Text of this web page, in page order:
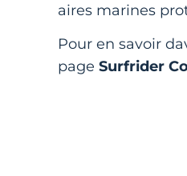
aires marines
Pour en savoir
page Surfrider